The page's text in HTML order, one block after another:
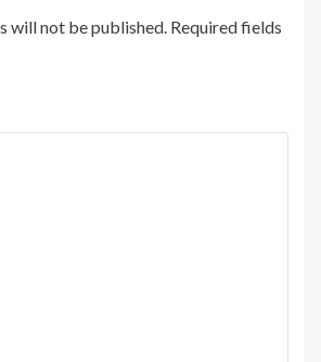
will not be published. Required fields